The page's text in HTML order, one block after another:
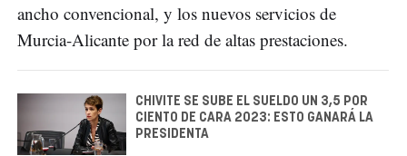
ancho convencional, y los nuevos servicios de
Murcia-Alicante por la red de altas prestaciones.
CHIVITE SE SUBE EL SUELDO UN 3,5 POR
CIENTO DE CARA 2023: ESTO GANARÁ LA
PRESIDENTA